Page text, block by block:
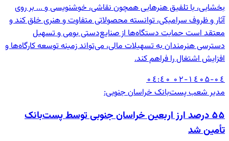
بخشایی، با تلفیق هنرهایی همچون نقاشی، خوشنویسی و ... بر روی
آثار و ظروف سرامیکی، توانسته محصولاتی متفاوت و هنری خلق کند و
معتقد است حمایت دستگاه‌ها از صنایع‌دستی بومی و تسهیل
دسترسی هنرمندان به تسهیلات مالی، می‌تواند زمینه توسعه کارگاه‌ها و
افزایش اشتغال را فراهم کند.
۱٤۰۵-۰٤-۰۲ ۰٤:٤۰
مدیر شعب پست‌بانک خراسان جنوبی:
۵۵ درصد ارز اربعین خراسان جنوبی توسط پست‌بانک
تأمین شد